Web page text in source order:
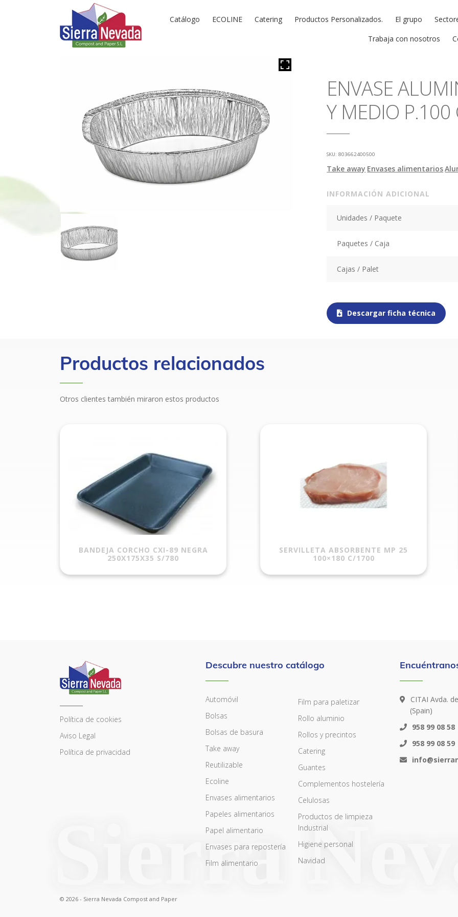
Catálogo ECOLINE Catering Productos Personalizados. El grupo
Trabaja con nosotros
ENVASE
Y MEDIO
SKU:803662400500
Take away Envases alimentarios
INFORMACIÓN ADICIONAL
Unidades / Paquete
Paquetes / Caja
Cajas / Palet
Descargar ficha técnica
Productos relacionados
Otros clientes también miraron estos productos
BANDEJA CORCHO CXI-89 NEGRA
250X175X35 S/780
SERVILLETA ABSORBENTE MP 25
100×180 C/1700
Política de cookies
Aviso Legal
Política de privacidad
Descubre nuestro catálogo
Automóvil
Bolsas
Bolsas de basura
Take away
Reutilizable
Ecoline
Envases alimentarios
Papeles alimentarios
Papel alimentario
Envases para repostería
Film alimentario
Film para paletizar
Rollo aluminio
Rollos y precintos
Catering
Guantes
Complementos hostelería
Celulosas
Productos de limpieza
Industrial
Higiene personal
Navidad
CITAI Avda.
(Spain)
958 99 08 58
958 99 08 59
© 2026 - Sierra Nevada Compost and Paper